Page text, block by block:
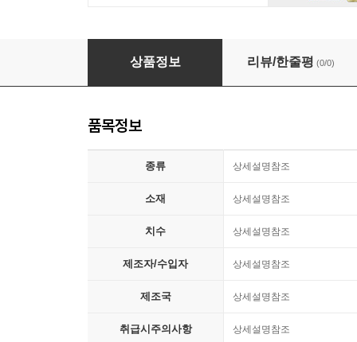
헤드폰 아크릴 키링 Y2K 감성 음악 에어팟 자
상품정보 리뷰/한줄평 (0/0)
품목정보
종류 상세설명참조
소재 상세설명참조
치수 상세설명참조
제조자/수입자 상세설명참조
제조국 상세설명참조
취급시주의사항 상세설명참조